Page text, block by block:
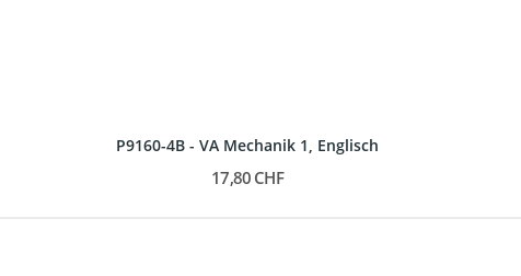
P9160-4B - VA Mechanik 1, Englisch
17,80 CHF